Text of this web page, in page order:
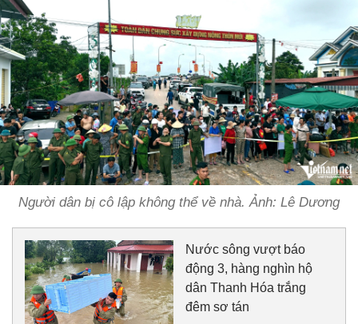
Người dân bị cô lập không thể về nhà. Ảnh: Lê Dương
Nước sông vượt báo
động 3, hàng nghìn hộ
dân Thanh Hóa trắng
đêm sơ tán